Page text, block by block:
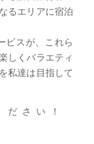
るエリアに宿泊
ビスが、これら
しくバラエティ
私達は目指して
ださい！